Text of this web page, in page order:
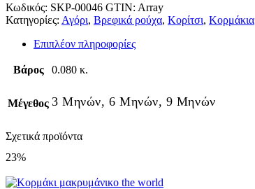
Κωδικός: SKP-00046 GTIN: Array
Κατηγορίες: Αγόρι, Βρεφικά ρούχα, Κορίτσι, Κορμάκια
Επιπλέον πληροφορίες
Βάρος 0.080 κ.
Μέγεθος 3 Μηνών, 6 Μηνών, 9 Μηνών
Σχετικά προϊόντα
23%